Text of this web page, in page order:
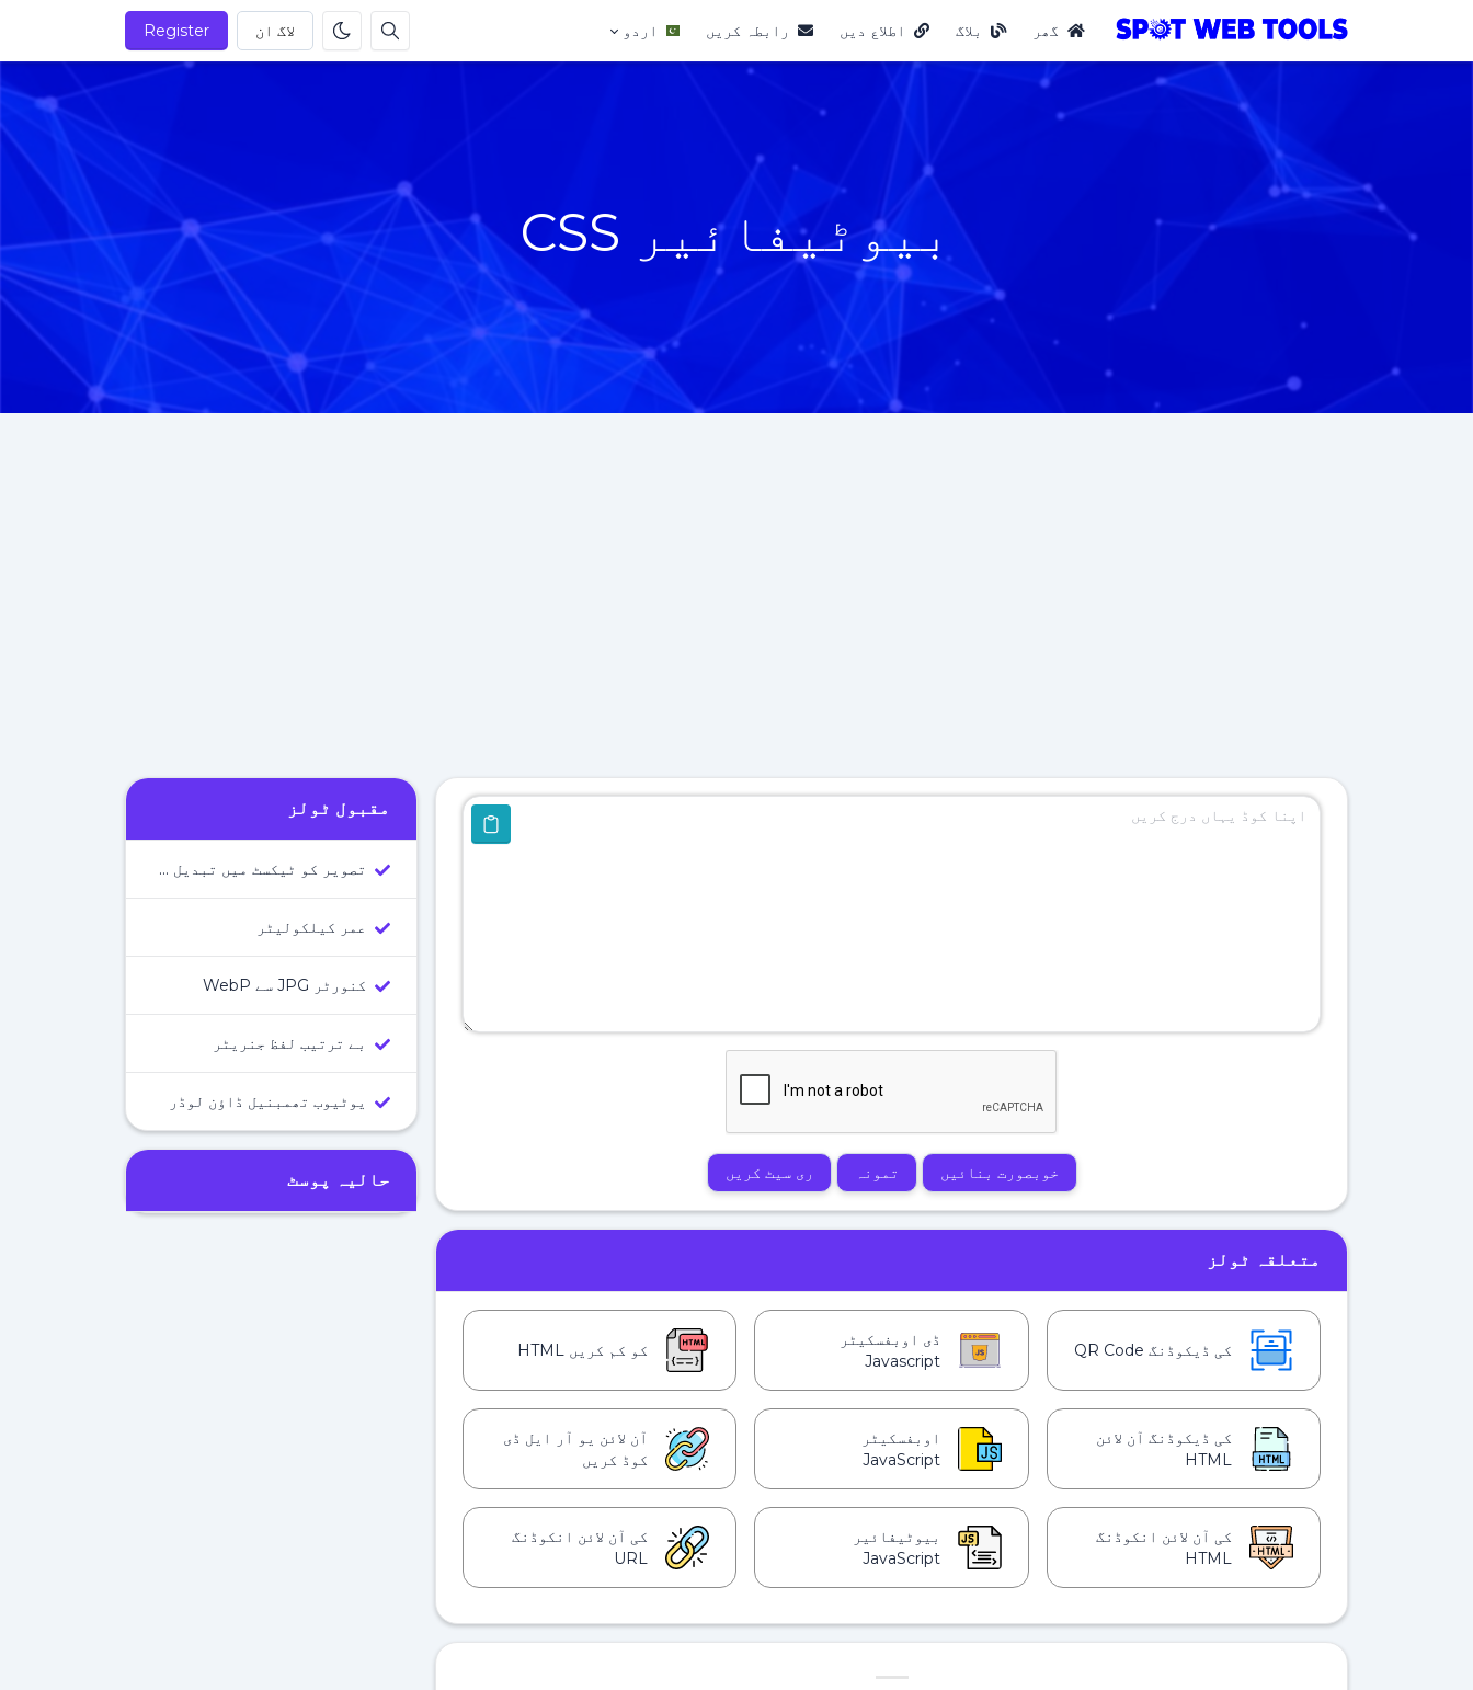
لاگ ان Register گھر بلاگ اطلاع دیں رابطہ کریں اردو
بیوٹیفائیر CSS
خوبصورت بنائیں تمونہ ری سیٹ کریں
متعلقہ ٹولز
کی ڈیکوڈنگ QR Code
ڈی اوبفسکیٹر
Javascript
کو کم کریں HTML
کی ڈیکوڈنگ آن لائن
HTML
اوبفسکیٹر
JavaScript
آن لائن یو آر ایل ڈی
کوڈ کریں
کی آن لائن انکوڈنگ
HTML
بیوٹیفائیر
JavaScript
کی آن لائن انکوڈنگ
URL
مقبول ٹولز
تصویر کو ٹیکسٹ میں تبدیل کرنے والا ٹول
عمر کیلکولیٹر
کنورٹر JPG سے WebP
بے ترتیب لفظ جنریٹر
یوٹیوب تھمبنیل ڈاؤن لوڈر
حالیہ پوسٹ